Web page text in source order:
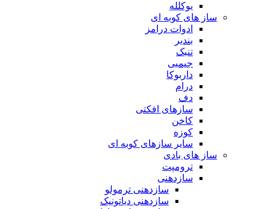
یوکلله
ساز های کوبه ای
ادوات درامز
بندیر
تنبک
جیمبی
داربوکا
درام
دف
سازهای افکتی
کاخن
کوزه
سایر سازهای کوبه ای
ساز های بادی
ترومپت
سازدهنی
سازدهنی ترمولو
سازدهنی دیاتونیک